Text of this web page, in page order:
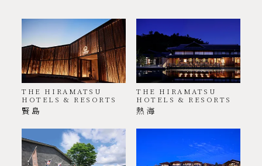
THE HIRAMATSU
HOTELS & RESORTS
賢島
THE HIRAMATSU
HOTELS & RESORTS
熱海